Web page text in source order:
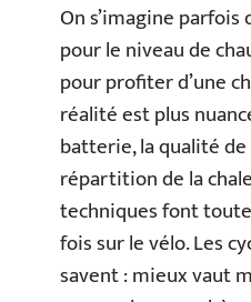
On s’imagine parfois
pour le niveau de
pour profiter d’une
réalité est plus
batterie, la qualité de
répartition de la
techniques font
fois sur le vélo. Les
savent : mieux vaut